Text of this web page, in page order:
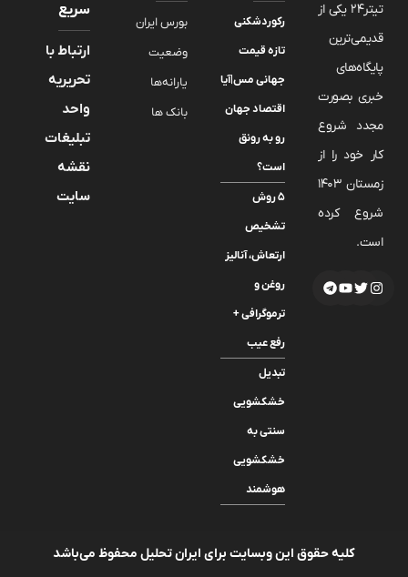
تیتر24 یکی از
قدیمی‌ترین
پایگاه‌های
خبری بصورت
مجدد شروع
کار خود را از
زمستان 1403
شروع کرده
است.
رکوردشکنی
تازه قیمت
جهانی مس|آیا
اقتصاد جهان
رو به رونق
است؟
۵ روش
تشخیص
ارتعاش، آنالیز
روغن و
ترموگرافی +
رفع عیب
تبدیل
خشکشویی
سنتی به
خشکشویی
هوشمند
بورس ایران
وضعیت
یارانه‌ها
بانک ها
سریع
ارتباط با
تحریریه
واحد
تبلیغات
نقشه
سایت
کلیه حقوق این وبسایت برای ایران تحلیل محفوظ می‌باشد